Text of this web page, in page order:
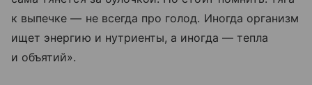
к выпечке — не всегда про голод. Иногда организм
ищет энергию и нутриенты, а иногда — тепла
и объятий».